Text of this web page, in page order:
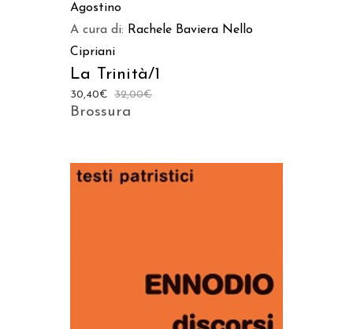
Agostino
A cura di: Rachele Baviera Nello
Cipriani
La Trinità/1
32,00€
30,40€
Brossura
AGGIUNGI AL CARRELLO